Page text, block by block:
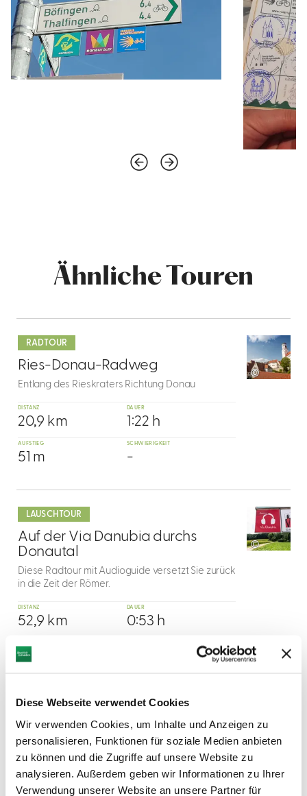
Diese Webseite verwendet Cookies
Wir verwenden Cookies, um Inhalte und Anzeigen zu
personalisieren, Funktionen für soziale Medien anbieten
zu können und die Zugriffe auf unsere Website zu
analysieren. Außerdem geben wir Informationen zu Ihrer
Verwendung unserer Website an unsere Partner für
Ähnliche Touren
RADTOUR
1
Ries-Donau-Radweg
©
Entlang des Rieskraters Richtung Donau
DISTANZ
20,9 km
DAUER
1:22 h
AUFSTIEG
51 m
SCHWIERIGKEIT
-
dazu
LAUSCHTOUR
2
Auf der Via Danubia durchs
Donautal
©
Diese Radtour mit Audioguide versetzt Sie zurück
in die Zeit der Römer.
DISTANZ
52,9 km
DAUER
0:53 h
177 m
dazu
GlücksRAD. In Günzburg - große
Radrundtour
©
Die große Runde um Günzburg verbindet
dazu